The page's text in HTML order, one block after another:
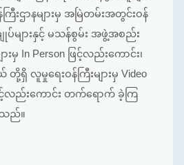
ကြီးဌာနများမှ အမြဲတမ်းအတွင်းဝန်
ချုပ်များနှင့် မသန်စွမ်း အဖွဲ့အစည်း
မှ In Person ဖြင့်လည်းကောင်း၊
ရှိ လူမှုရေးဝန်ကြီးများမှ Video
ြင့်လည်းကောင်း တက်ရောက် ခဲ့ကြ
သည်။